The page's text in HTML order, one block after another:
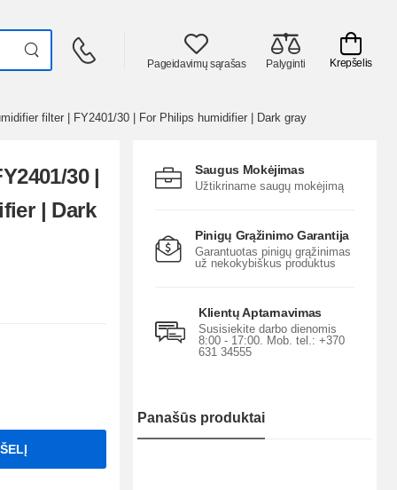
Pageidavimų sąrašas Palyginti Krepšelis
filter | FY2401/30 | For Philips humidifier | Dark gray
30 |
| Dark
Saugus Mokėjimas
Užtikriname saugų mokėjimą
Pinigų Grąžinimo Garantija
Garantuotas pinigų grąžinimas
už nekokybiškus produktus
Klientų Aptarnavimas
Susisiekite darbo dienomis
8:00 - 17:00. Mob. tel.: +370
631 34555
Panašūs produktai